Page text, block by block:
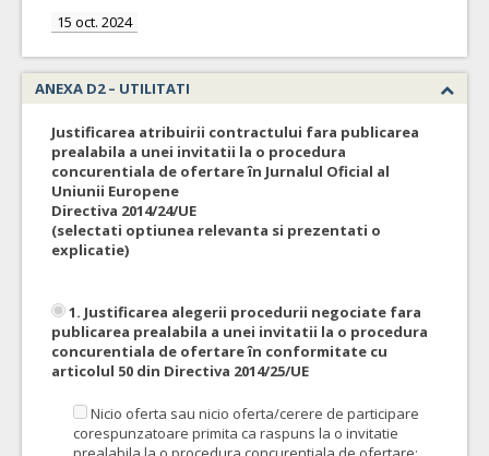
15 oct. 2024
ANEXA D2 – UTILITATI
Justificarea atribuirii contractului fara publicarea
prealabila a unei invitatii la o procedura
concurentiala de ofertare în Jurnalul Oficial al
Uniunii Europene
Directiva 2014/24/UE
(selectati optiunea relevanta si prezentati o
explicatie)
1. Justificarea alegerii procedurii negociate fara
publicarea prealabila a unei invitatii la o procedura
concurentiala de ofertare în conformitate cu
articolul 50 din Directiva 2014/25/UE
Nicio oferta sau nicio oferta/cerere de participare
corespunzatoare primita ca raspuns la o invitatie